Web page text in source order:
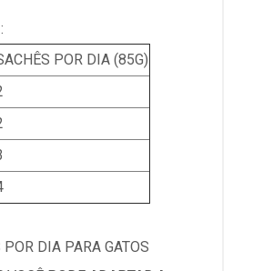
POR DIA (85G)
DIA PARA GATOS